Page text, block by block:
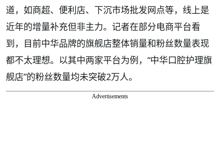
道，如商超、便利店、下沉市场批发网点等，线上是
近年的增量补充但非主力。记者在部分电商平台看
到，目前中华品牌的旗舰店整体销量和粉丝数量表现
都不太理想。以其中两家平台为例，“中华口腔护理旗
舰店”的粉丝数量均未突破2万人。
Advertisements